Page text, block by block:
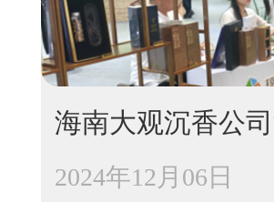
海南大观沉香公
2024年12月06日